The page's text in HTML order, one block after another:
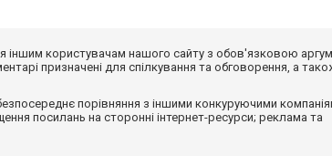
іншим користувачам нашого сайту з обов'язковою
призначені для спілкування та обговорення, а
порівняння з іншими конкуруючими
посилань на сторонні інтернет-ресурси; реклама та